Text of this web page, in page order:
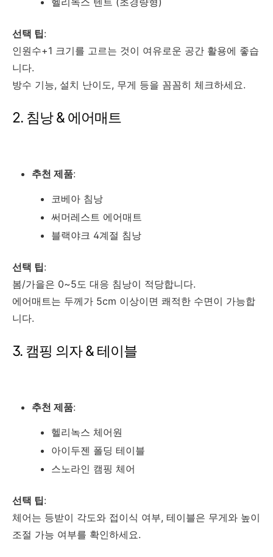
선택 팁:
인원수+1 크기를 고르는 것이 여유로운 공간 활용에 좋습
니다.
방수 기능, 설치 난이도, 무게 등을 꼼꼼히 체크하세요.
2. 침낭 & 에어매트
추천 제품:
코베아 침낭
써머레스트 에어매트
블랙야크 4계절 침낭
선택 팁:
봄/가을은 0~5도 대응 침낭이 적당합니다.
에어매트는 두께가 5cm 이상이면 쾌적한 수면이 가능합
니다.
3. 캠핑 의자 & 테이블
추천 제품:
헬리녹스 체어원
아이두젠 폴딩 테이블
스노라인 캠핑 체어
선택 팁:
체어는 등받이 각도와 접이식 여부, 테이블은 무게와 높이
조절 가능 여부를 확인하세요.